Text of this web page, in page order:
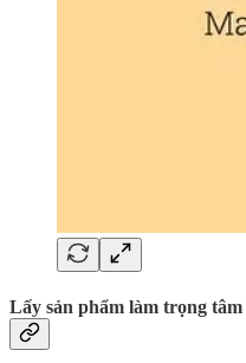
Lấy sản phẩm làm trọng tâm